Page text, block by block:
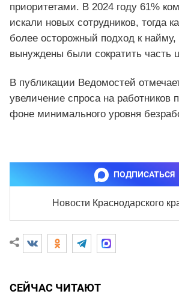
приоритетами. В 2024 году 61%
искали новых сотрудников, тогда
более осторожный подход к найму,
вынуждены были сократить часть
В публикации Ведомостей
увеличение спроса на работников
фоне минимального уровня
ПОДПИСАТЬСЯ
Новости Краснодарского
СЕЙЧАС ЧИТАЮТ